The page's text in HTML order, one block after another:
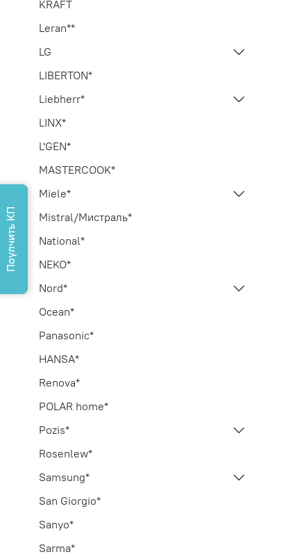
KRAFT
Leran**
LG
LIBERTON*
Liebherr*
LINX*
L'GEN*
MASTERCOOK*
Miele*
Mistral/Мистраль*
National*
NEKO*
Nord*
Ocean*
Panasonic*
HANSA*
Renova*
POLAR home*
Pozis*
Rosenlew*
Samsung*
San Giorgio*
Sanyo*
Sarma*
Поулчить КП